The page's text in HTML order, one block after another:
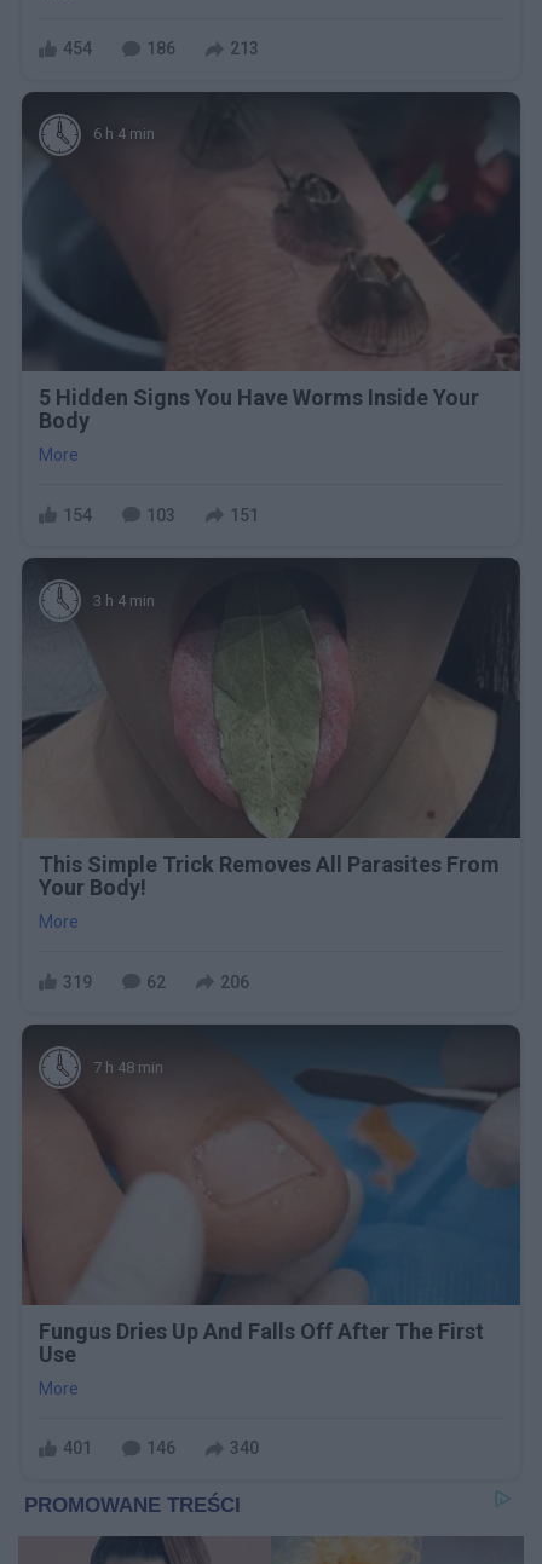
454 186 213
6 h 4 min
5 Hidden Signs You Have Worms Inside Your
Body
More
154 103 151
3 h 4 min
This Simple Trick Removes All Parasites From
Your Body!
More
319 62 206
7 h 48 min
Fungus Dries Up And Falls Off After The First
Use
More
401 146 340